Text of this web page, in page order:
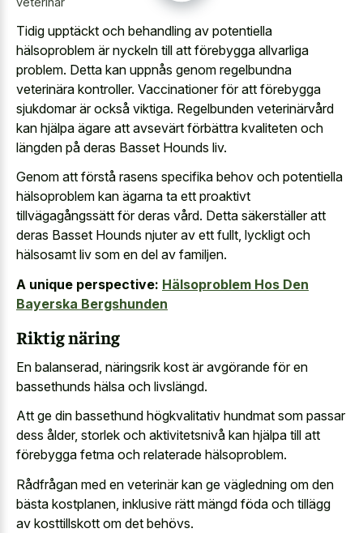
Tidig upptäckt och behandling av potentiella
hälsoproblem är nyckeln till att förebygga allvarliga
problem. Detta kan uppnås genom regelbundna
veterinära kontroller. Vaccinationer för att förebygga
sjukdomar är också viktiga. Regelbunden veterinärvård
kan hjälpa ägare att avsevärt förbättra kvaliteten och
längden på deras Basset Hounds liv.
Genom att förstå rasens specifika behov och potentiella
hälsoproblem kan ägarna ta ett proaktivt
tillvägagångssätt för deras vård. Detta säkerställer att
deras Basset Hounds njuter av ett fullt, lyckligt och
hälsosamt liv som en del av familjen.
A unique perspective: Hälsoproblem Hos Den
Bayerska Bergshunden
Riktig näring
En balanserad, näringsrik kost är avgörande för en
bassethunds hälsa och livslängd.
Att ge din bassethund högkvalitativ hundmat som passar
dess ålder, storlek och aktivitetsnivå kan hjälpa till att
förebygga fetma och relaterade hälsoproblem.
Rådfrågan med en veterinär kan ge vägledning om den
bästa kostplanen, inklusive rätt mängd föda och tillägg
av kosttillskott om det behövs.